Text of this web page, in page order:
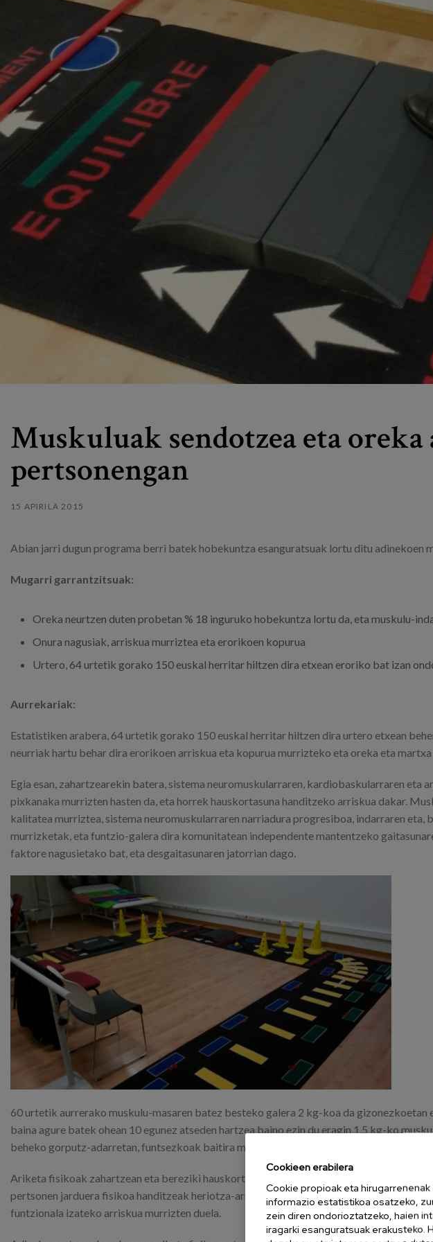
Muskuluak sendotzea eta
pertsonengan
15 APIRILA 2015
Abian jarri dugun programa berri batek hobekuntza esanguratsuak lortu ditu adinekoen
Mugarri garrantzitsuak:
Oreka neurtzen duten probetan % 18 inguruko hobekuntza lortu da, eta muskulu-
Onura nagusiak, arriskua murriztea eta erorikoen kopurua
Urtero, 64 urtetik gorako 150 euskal herritar hiltzen dira etxean eroriko bat izan
Aurrekariak:
Estatistiken arabera, 64 urtetik gorako 150 euskal herritar hiltzen dira urtero etxean
neurriak hartu behar dira erorikoen arriskua eta kopurua murrizteko eta oreka eta
Egia esan, zahartzearekin batera, sistema neuromuskularraren, kardiobaskularraren eta
pixkanaka murrizten hasten da, eta horrek hauskortasuna handitzeko arriskua dakar.
kalitatea murriztea, sistema neuromuskularraren narriadura progresiboa, indarraren eta,
murrizketak, eta funtzio-galera dira komunitatean independente mantentzeko
faktore nagusietako bat, eta desgaitasunaren jatorrian dago.
60 urtetik aurrerako muskulu-masaren batez besteko galera 2 kg-koa da gizonezkoetan
baina agure batek ohean 10 egunez atseden hartzea baino ezin du eragin 1,5 kg-ko
beheko gorputz-adarretan, funtsezkoak baitira modu egonkorrean ibiltzeko.
Ariketa fisikoak zahartzean eta bereziki hauskortasun-egoeretan dituen onurak oso
pertsonen jarduera fisikoa handitzeak heriotza-arriskua, gaixotasun kroniko
funtzionala izateko arriskua murrizten duela.
Cookieen erabilera
Cookie propioak eta
informazio estatistikoa osatzeko,
zein diren ondorioztatzeko, haien
iragarki esanguratsuak erakusteko.